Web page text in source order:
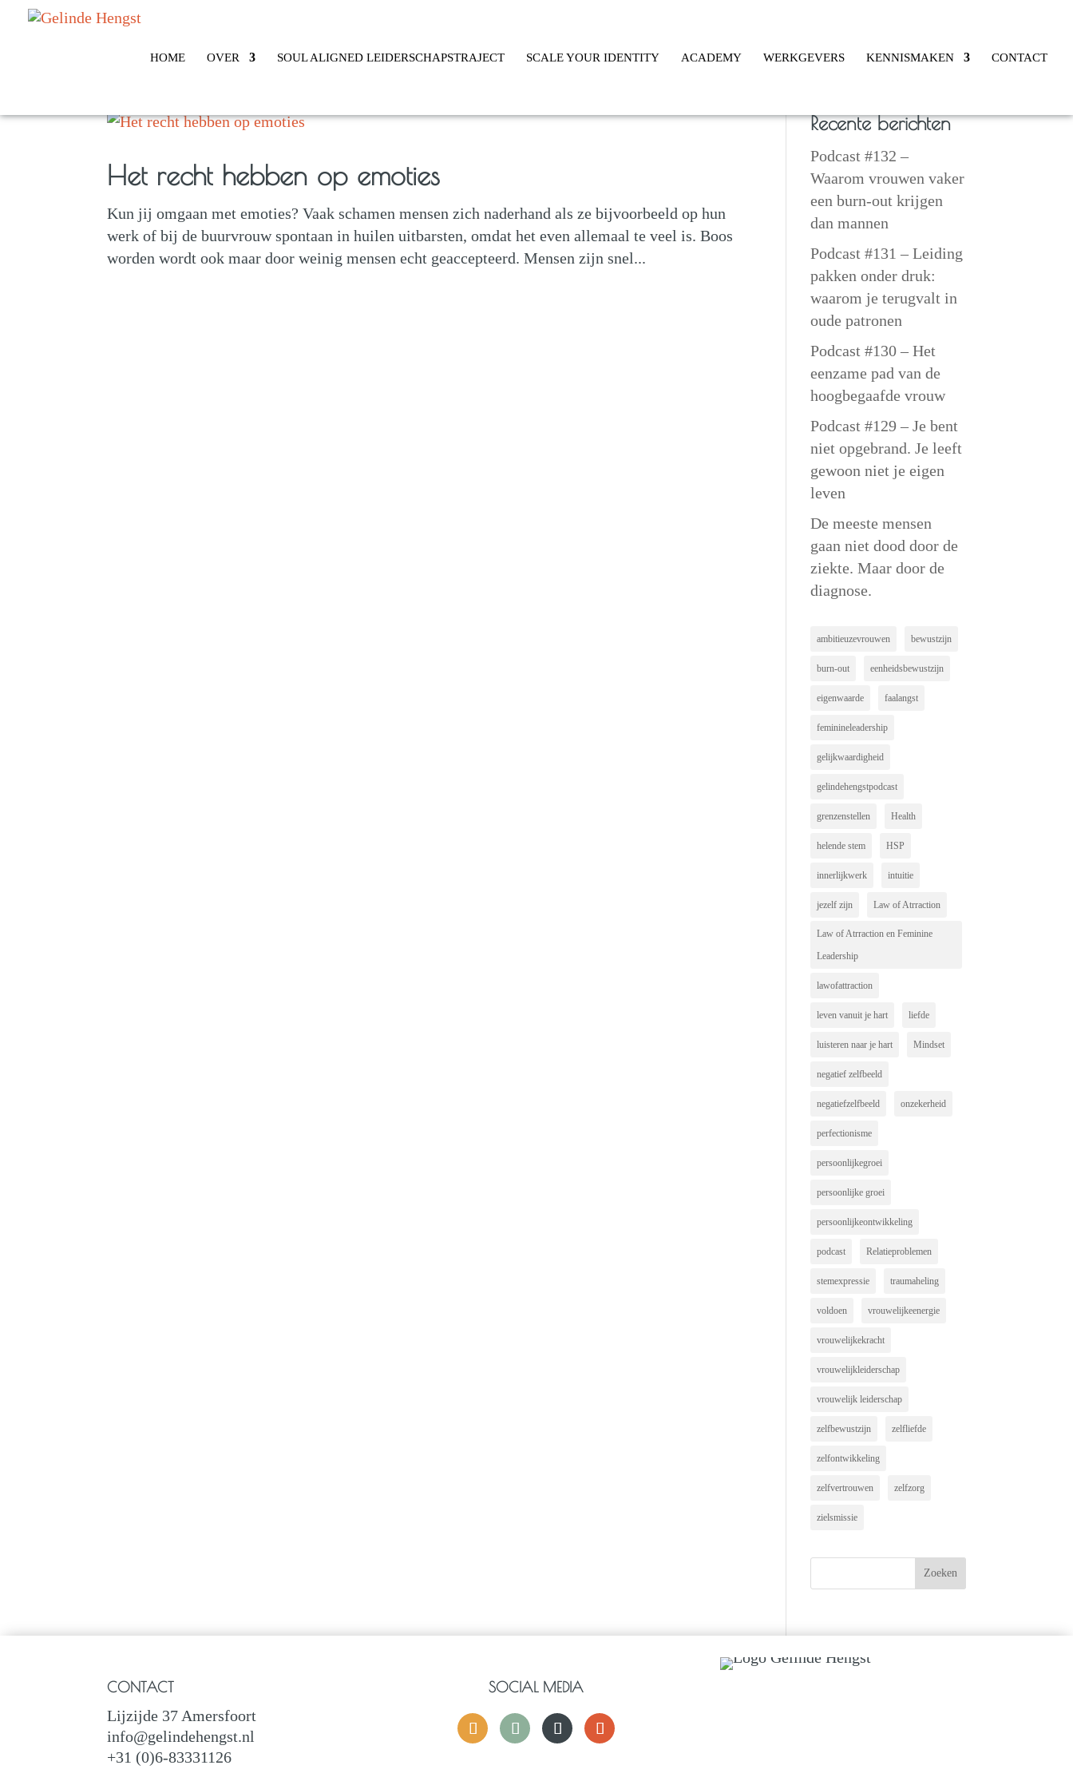
HOME OVER SOUL ALIGNED LEIDERSCHAPSTRAJECT SCALE YOUR IDENTITY ACADEMY WERKGEVERS KENNISMAKEN CONTACT
Het recht hebben op emoties
Kun jij omgaan met emoties? Vaak schamen mensen zich naderhand als ze bijvoorbeeld op hun
werk of bij de buurvrouw spontaan in huilen uitbarsten, omdat het even allemaal te veel is. Boos
worden wordt ook maar door weinig mensen echt geaccepteerd. Mensen zijn snel...
Recente berichten
Podcast #132 –
Waarom vrouwen vaker
een burn-out krijgen
dan mannen
Podcast #131 – Leiding
pakken onder druk:
waarom je terugvalt in
oude patronen
Podcast #130 – Het
eenzame pad van de
hoogbegaafde vrouw
Podcast #129 – Je bent
niet opgebrand. Je leeft
gewoon niet je eigen
leven
De meeste mensen
gaan niet dood door de
ziekte. Maar door de
diagnose.
ambitieuzevrouwen bewustzijn
burn-out eenheidsbewustzijn
eigenwaarde faalangst
feminineleadership
gelijkwaardigheid
gelindehengstpodcast
grenzenstellen Health
helende stem HSP
innerlijkwerk intuitie
jezelf zijn Law of Atrraction
Law of Atrraction en Feminine
Leadership
lawofattraction
leven vanuit je hart liefde
luisteren naar je hart Mindset
negatief zelfbeeld
negatiefzelfbeeld onzekerheid
perfectionisme
persoonlijkegroei
persoonlijke groei
persoonlijkeontwikkeling
podcast Relatieproblemen
stemexpressie traumaheling
voldoen vrouwelijkeenergie
vrouwelijkekracht
vrouwelijkleiderschap
vrouwelijk leiderschap
zelfbewustzijn zelfliefde
zelfontwikkeling
zelfvertrouwen zelfzorg
zielsmissie
CONTACT
Lijzijde 37 Amersfoort
info@gelindehengst.nl
+31 (0)6-83331126
SOCIAL MEDIA